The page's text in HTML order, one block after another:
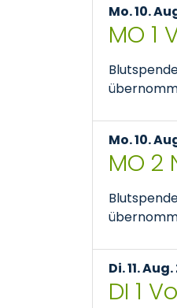
Mo. 10.
MO 1
Mo. 10.
MO
Di. 11.
DI 1